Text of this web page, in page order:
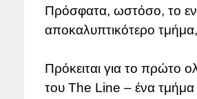
Πρόσφατα, ωστόσο, το
αποκαλυπτικότερο
Πρόκειται για το πρώτο
του The Line – ένα